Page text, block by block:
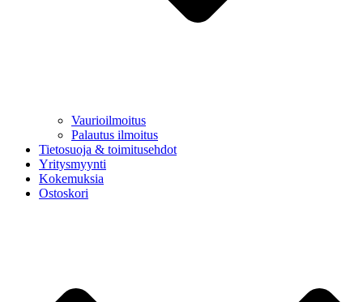
Vaurioilmoitus
Palautus ilmoitus
Tietosuoja & toimitusehdot
Yritysmyynti
Kokemuksia
Ostoskori